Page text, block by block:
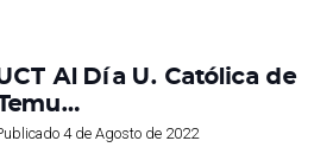
Al Día U. Católica de
4 de Agosto de 2022